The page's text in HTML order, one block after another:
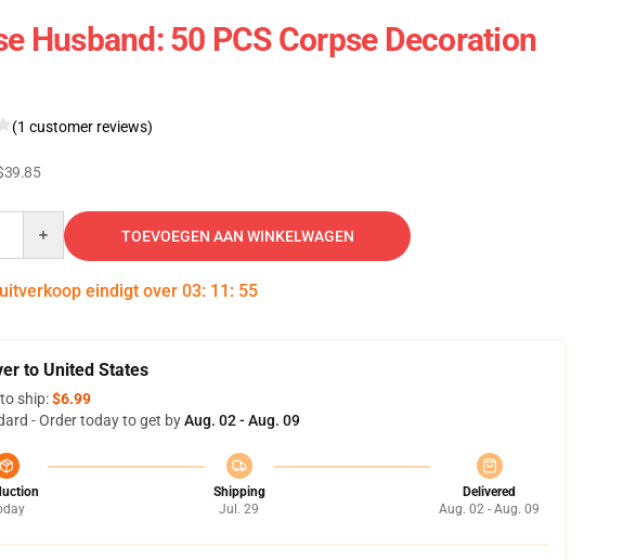
Husband: 50 PCS Corpse Decoration
(1 customer reviews)
TOEVOEGEN AAN WINKELWAGEN
eindigt over 03: 11 : 53
to United States
ship:$6.99
- Order today to get byAug. 02 - Aug. 09
Shipping
Jul. 29
Delivered
Aug. 02 - Aug. 09